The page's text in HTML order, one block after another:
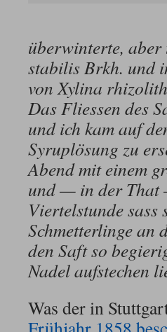
überwinterte, aber
stabilis Brkh. und
von Xylina
Das Fliessen des
und ich kam auf
Syruplösung zu
Abend mit einem
und — in der That
Viertelstunde
Schmetterlinge an
den Saft so
Nadel aufstechen
Was der in